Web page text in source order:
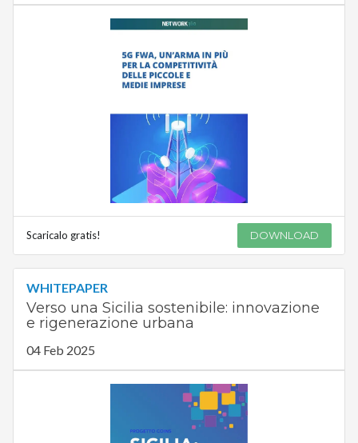
Scaricalo gratis! DOWNLOAD
WHITEPAPER
Verso una Sicilia sostenibile: innovazione
e rigenerazione urbana
04 Feb 2025